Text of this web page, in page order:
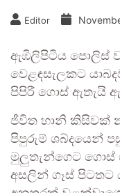
Editor
ඇඹිලිපිටිය පොලිස්
වෙළඳසැලකට
පිපිරී ගොස් ඇතැයි
ජීවිත හානි කිසිවක්
පිපුරුම් ශබ්දයෙන්
මුලුතැන්ගෙට ගොස්
අසලින් ගෑස් පිටතට